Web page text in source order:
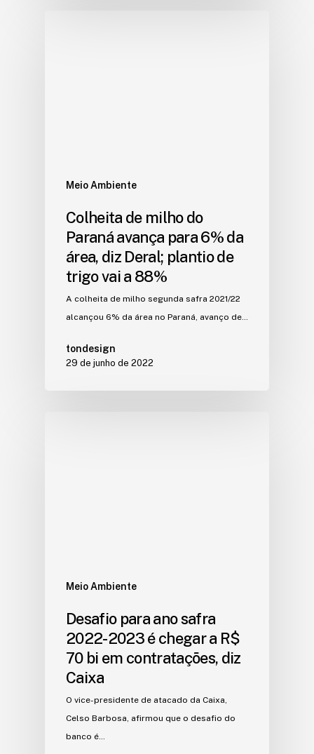
Meio Ambiente
Colheita de milho do
Paraná avança para 6% da
área, diz Deral; plantio de
trigo vai a 88%
A colheita de milho segunda safra 2021/22
alcançou 6% da área no Paraná, avanço de…
tondesign
29 de junho de 2022
Meio Ambiente
Desafio para ano safra
2022-2023 é chegar a R$
70 bi em contratações, diz
Caixa
O vice-presidente de atacado da Caixa,
Celso Barbosa, afirmou que o desafio do
banco é…